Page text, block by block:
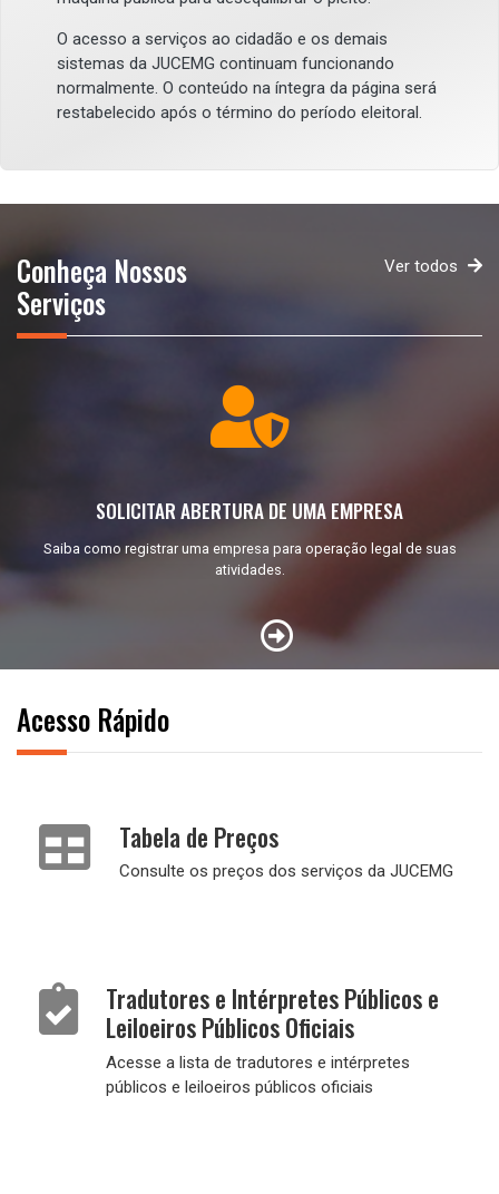
O acesso a serviços ao cidadão e os demais
sistemas da JUCEMG continuam funcionando
normalmente. O conteúdo na íntegra da página será
restabelecido após o término do período eleitoral.
Conheça Nossos
Serviços
Ver todos
SOLICITAR ABERTURA DE UMA EMPRESA
Saiba como registrar uma empresa para operação legal de suas
atividades.
Acesso Rápido
Tabela de Preços
Consulte os preços dos serviços da JUCEMG
Tradutores e Intérpretes Públicos e
Leiloeiros Públicos Oficiais
Acesse a lista de tradutores e intérpretes
públicos e leiloeiros públicos oficiais